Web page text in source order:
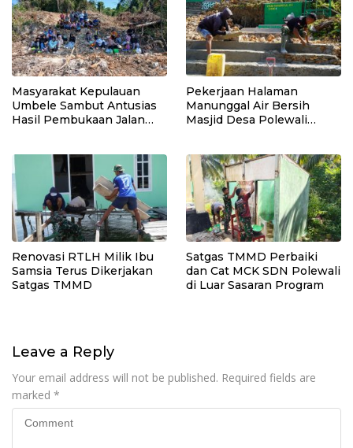
Masyarakat Kepulauan
Umbele Sambut Antusias
Hasil Pembukaan Jalan
Pekerjaan Halaman
Manunggal Air Bersih
Masjid Desa Polewali
Renovasi RTLH Milik Ibu
Samsia Terus Dikerjakan
Satgas TMMD
Satgas TMMD Perbaiki
dan Cat MCK SDN Polewali
di Luar Sasaran Program
Leave a Reply
Your email address will not be published. Required fields are
marked *